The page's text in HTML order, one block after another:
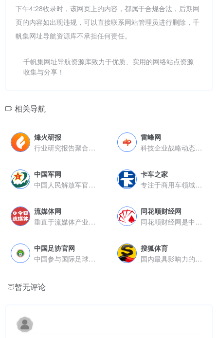
下午4:28收录时，该网页上的内容，都属于合规合法，后期网
页的内容如出现违规，可以直接联系网站管理员进行删除，千
帆集网址导航资源库不承担任何责任。
千帆集网址导航资源库致力于优质、实用的网络站点资源
收集与分享！
相关导航
烽火研报
行业研究报告聚合平台
雷峰网
科技企业战略动态追踪
中国军网
中国人民解放军官方军事新闻门户
卡车之家
专注于商用车领域的垂直服务平台
流媒体网
垂直于流媒体产业的专业资讯与研究平台
同花顺财经网
同花顺财经网是中国领先的互联网金融信息服务提供商，覆盖股票...
中国足协官网
中国参与国际足球事务的官方平台
搜狐体育
国内最具影响力的体育媒体之一
暂无评论